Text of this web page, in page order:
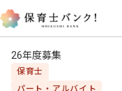
26年度募集
保育士
パート・アルバイト